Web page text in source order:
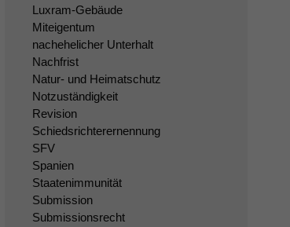
Luxram-Gebäude
Miteigentum
nachehelicher Unterhalt
Nachfrist
Natur- und Heimatschutz
Notzuständigkeit
Revision
Schiedsrichterernennung
SFV
Spanien
Staatenimmunität
Submission
Submissionsrecht